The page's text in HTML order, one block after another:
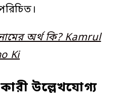
অর্থ কি? Kamrul
Ki
উল্লেখযোগ্য